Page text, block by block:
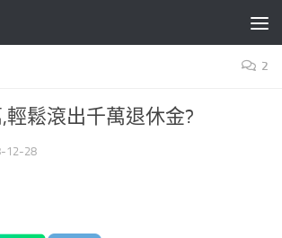
2
輕鬆滾出千萬退休金?
12-28